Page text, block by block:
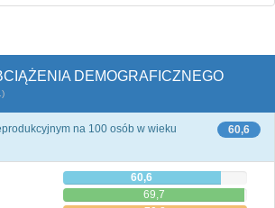
DEMOGRAFICZNEGO
60,6
na 100 osób w wieku
60,6
69,7